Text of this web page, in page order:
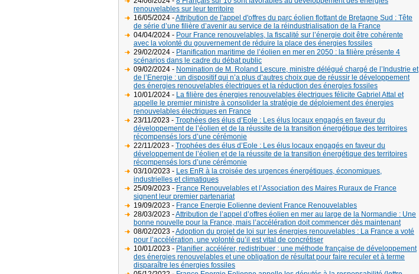
renouvelables sur leur territoire
16/05/2024 -Attribution de l'appel d'offres du parc éolien flottant de Bretagne Sud : Tête
de série d’une filière d’avenir au service de la réindustrialisation de la France
04/04/2024 - Pour France renouvelables, la fiscalité sur l’énergie doit être cohérente
avec la volonté du gouvernement de réduire la place des énergies fossiles
29/02/2024 - Planification maritime de l’éolien en mer en 2050 : la filière présente 4
scénarios dans le cadre du débat public
09/02/2024 - Nomination de M. Roland Lescure, ministre délégué chargé de l’Industrie et
de l’Energie : un dispositif qui n’a plus d’autres choix que de réussir le développement
des énergies renouvelables électriques et la réduction des énergies fossiles
10/01/2024 - La filière des énergies renouvelables électriques félicite Gabriel Attal et
appelle le premier ministre à consolider la stratégie de déploiement des énergies
renouvelables électriques en France
23/11/2023 - Trophées des élus d’Eole : Les élus locaux engagés en faveur du
développement de l’éolien et de la réussite de la transition énergétique des territoires
récompensés lors d’une cérémonie
22/11/2023 - Trophées des élus d’Eole : Les élus locaux engagés en faveur du
développement de l’éolien et de la réussite de la transition énergétique des territoires
récompensés lors d’une cérémonie
03/10/2023 - Les EnR à la croisée des urgences énergétiques, économiques,
industrielles et climatiques
25/09/2023 - France Renouvelables et l’Association des Maires Ruraux de France
signent leur premier partenariat
19/09/2023 - France Energie Eolienne devient France Renouvelables
28/03/2023 -Attribution de l’appel d’offres éolien en mer au large de la Normandie : Une
bonne nouvelle pour la France, mais l’accélération doit commencer dès maintenant
08/02/2023 -Adoption du projet de loi sur les énergies renouvelables : La France a voté
pour l’accélération, une volonté qu’il est vital de concrétiser
10/01/2023 - Planifier, accélérer, redistribuer : une méthode française de développement
des énergies renouvelables et une obligation de résultat pour faire reculer et à terme
disparaître les énergies fossiles